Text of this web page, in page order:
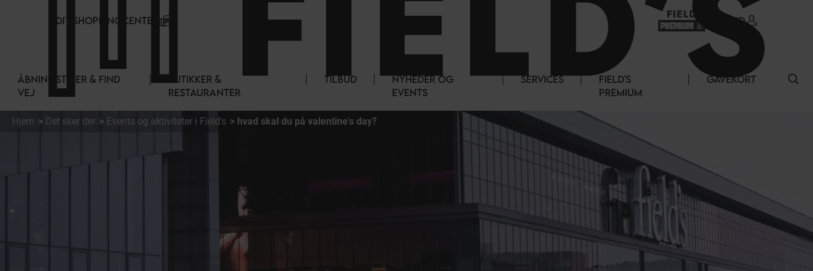
DIT SHOPPINGCENTER LOG IND
ÅBNINGSTIDER & FIND
VEJ
BUTIKKER &
RESTAURANTER
TILBUD
NYHEDER OG
EVENTS
SERVICES
FIELD'S
PREMIUM
GAVEKORT
Hjem Det sker der Events og aktiviteter i Field's hvad skal du på valentine's day?